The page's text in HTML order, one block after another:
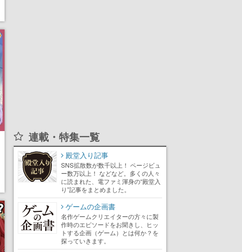
連載・特集一覧
殿堂入り記事
SNS拡散数が数千以上！ ページビュ
ー数万以上！ などなど。多くの人々
に読まれた、電ファミ渾身の“殿堂入
り”記事をまとめました。
ゲームの企画書
名作ゲームクリエイターの方々に製
作時のエピソードをお聞きし、ヒッ
トする企画（ゲーム）とは何か？を
探っていきます。